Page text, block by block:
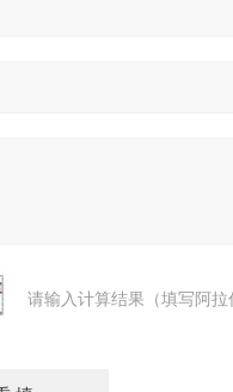
请输入计算结果（填写阿